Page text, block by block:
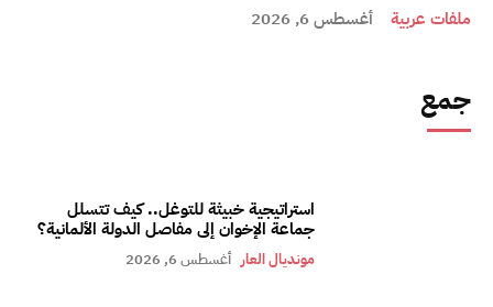
ملفات عربية أغسطس 6, 2026
جمع
استراتيجية خبيثة للتوغل.. كيف تتسلل
جماعة الإخوان إلى مفاصل الدولة الألمانية؟
مونديال العار أغسطس 6, 2026